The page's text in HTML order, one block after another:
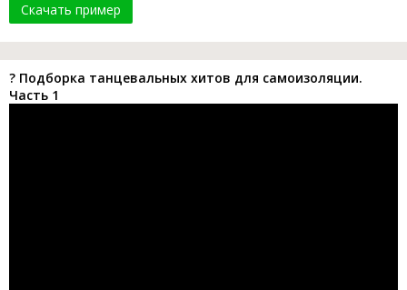
Скачать пример
?️ Подборка танцевальных хитов для самоизоляции.
Часть 1